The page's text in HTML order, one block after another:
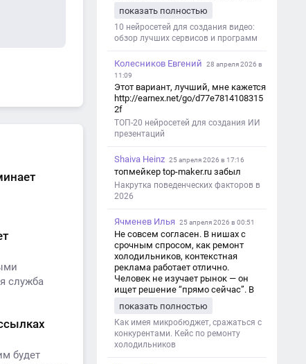
служба
будет
с короткими клипами в телеграм-
каналах YAGLA и Kokoc Group. Flux 2
показать полностью
10 нейросетей для создания видео:
обзор лучших сервисов и программ
Колесников Евгений
28 апреля 2026 в
11:09
Этот вариант, лучший, мне кажется
http://earnex.net/go/d77e7814108315
2f
ТОП-20 нейросетей для создания ИИ
презентаций
Shaiva Heinz 25 апреля 2026 в 17:16
топмейкер top-maker.ru забыл
Накрутка поведенческих факторов в
2026
Ячменев Илья 25 апреля 2026 в 00:51
Не совсем согласен. В нишах с
срочным спросом, как ремонт
холодильников, контекстная
реклама работает отлично.
Человек не изучает рынок — он
ищет решение “прямо сейчас”. В
и ловит самый горячий трафик,
тогда как SEO в таких задачах
просто не успевает.
показать полностью
Как имея микробюджет, сражаться с
конкурентами. Кейс по ремонту
холодильников